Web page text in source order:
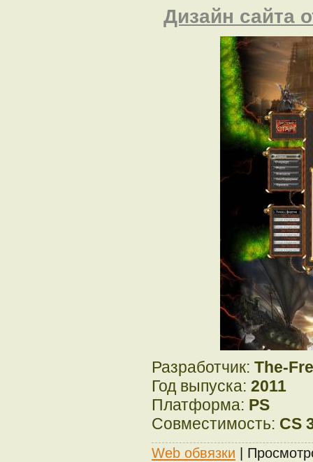
Дизайн сайта
Разработчик: The-
Год выпуска: 2011
Платформа: PS
Совместимость: CS
Web обвязки |